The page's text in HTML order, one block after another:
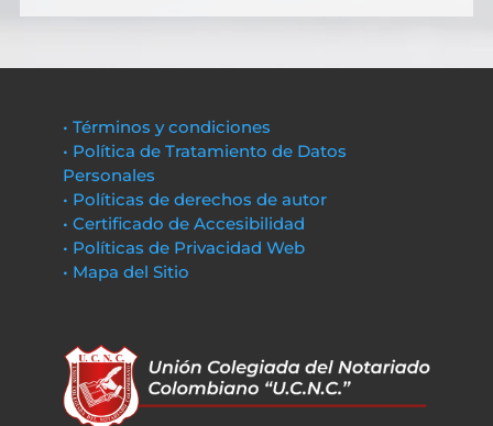
• Términos y condiciones
• Política de Tratamiento de Datos
Personales
• Políticas de derechos de autor
• Certificado de Accesibilidad
• Políticas de Privacidad Web
• Mapa del Sitio